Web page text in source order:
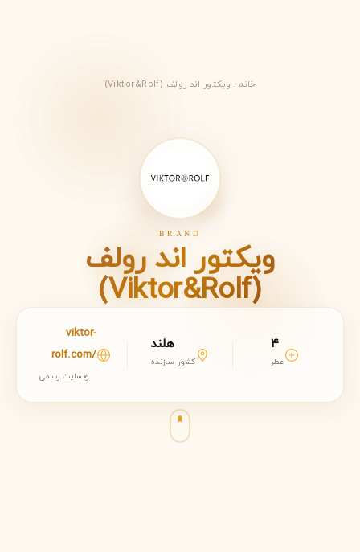
خانه - ویکتور اند رولف (Viktor&Rolf)
BRAND
ویکتور اند رولف
(Viktor&Rolf)
4
عطر
هلند
کشور سازنده
viktor-
rolf.com/
وبسایت رسمی